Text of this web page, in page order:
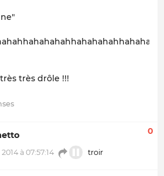
très drôle !!!
à 07:57:14 troir
0